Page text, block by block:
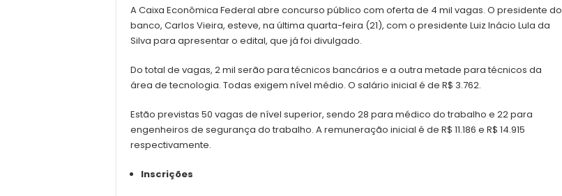
A Caixa Econômica Federal abre concurso público com oferta de 4 mil vagas. O presidente do
banco, Carlos Vieira, esteve, na última quarta-feira (21), com o presidente Luiz Inácio Lula da
Silva para apresentar o edital, que já foi divulgado.
Do total de vagas, 2 mil serão para técnicos bancários e a outra metade para técnicos da
área de tecnologia. Todas exigem nível médio. O salário inicial é de R$ 3.762.
Estão previstas 50 vagas de nível superior, sendo 28 para médico do trabalho e 22 para
engenheiros de segurança do trabalho. A remuneração inicial é de R$ 11.186 e R$ 14.915
respectivamente.
Inscrições